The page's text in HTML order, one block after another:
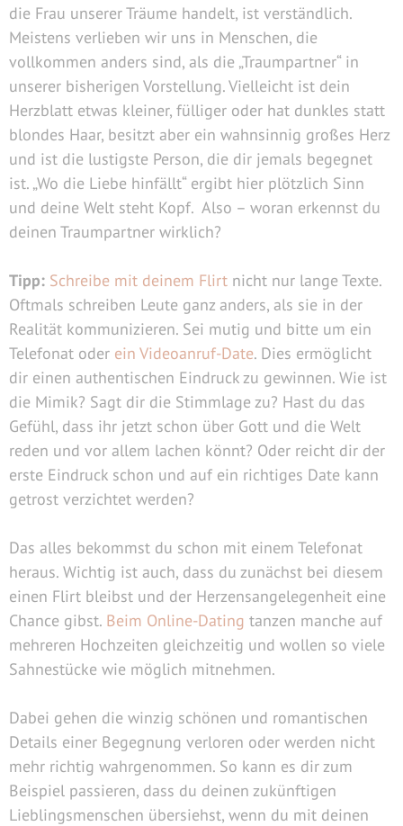
die Frau unserer Träume handelt, ist verständlich.
Meistens verlieben wir uns in Menschen, die
vollkommen anders sind, als die „Traumpartner“ in
unserer bisherigen Vorstellung. Vielleicht ist dein
Herzblatt etwas kleiner, fülliger oder hat dunkles statt
blondes Haar, besitzt aber ein wahnsinnig großes Herz
und ist die lustigste Person, die dir jemals begegnet
ist. „Wo die Liebe hinfällt“ ergibt hier plötzlich Sinn
und deine Welt steht Kopf. Also – woran erkennst du
deinen Traumpartner wirklich?
Tipp: Schreibe mit deinem Flirt nicht nur lange Texte.
Oftmals schreiben Leute ganz anders, als sie in der
Realität kommunizieren. Sei mutig und bitte um ein
Telefonat oder ein Videoanruf-Date. Dies ermöglicht
dir einen authentischen Eindruck zu gewinnen. Wie ist
die Mimik? Sagt dir die Stimmlage zu? Hast du das
Gefühl, dass ihr jetzt schon über Gott und die Welt
reden und vor allem lachen könnt? Oder reicht dir der
erste Eindruck schon und auf ein richtiges Date kann
getrost verzichtet werden?
Das alles bekommst du schon mit einem Telefonat
heraus. Wichtig ist auch, dass du zunächst bei diesem
einen Flirt bleibst und der Herzensangelegenheit eine
Chance gibst. Beim Online-Dating tanzen manche auf
mehreren Hochzeiten gleichzeitig und wollen so viele
Sahnestücke wie möglich mitnehmen.
Dabei gehen die winzig schönen und romantischen
Details einer Begegnung verloren oder werden nicht
mehr richtig wahrgenommen. So kann es dir zum
Beispiel passieren, dass du deinen zukünftigen
Lieblingsmenschen übersiehst, wenn du mit deinen